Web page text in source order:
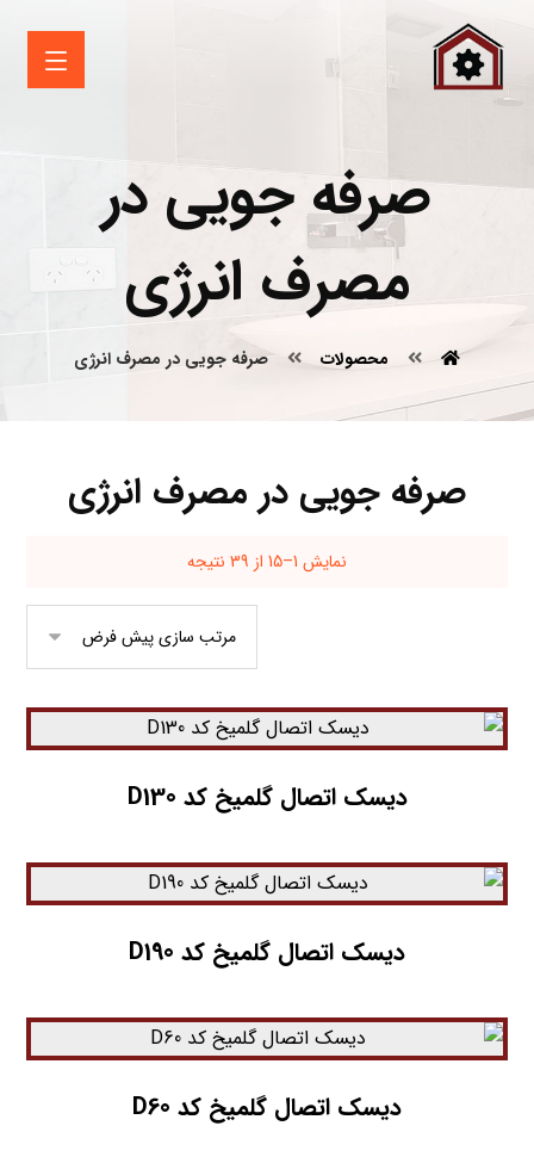
صرفه جویی در
مصرف انرژی
محصولات صرفه جویی در مصرف انرژی
صرفه جویی در مصرف انرژی
نمایش 1–15 از 39 نتیجه
دیسک اتصال گلمیخ کد D130
دیسک اتصال گلمیخ کد D190
دیسک اتصال گلمیخ کد D60